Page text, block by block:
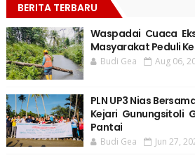
BERITA TERBARU
Waspadai Cuaca
Masyarakat Peduli
Budi Gea Aug 06,
PLN UP3 Nias
Kejari Gunungsitoli
Pantai
Budi Gea Jun 27,